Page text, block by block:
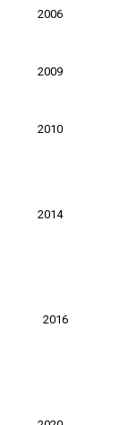
2006
2009
2010
2014
2016